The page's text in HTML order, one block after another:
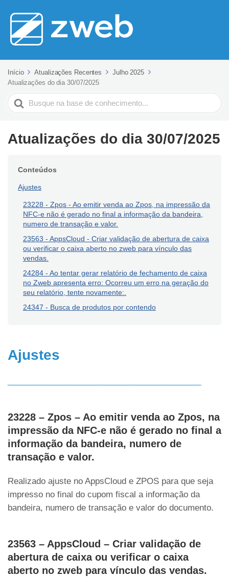
Início Atualizações Recentes
Julho 2025
Atualizações do dia 30/07/2025
Pesquisar
Atualizações do dia 30/07/2025
Conteúdos
Ajustes
23228 - Zpos - Ao emitir venda ao Zpos, na impressão da
NFC-e não é gerado no final a informação da bandeira,
numero de transação e valor.
23563 - AppsCloud - Criar validação de abertura de caixa
ou verificar o caixa aberto no zweb para vínculo das
vendas.
24284 - Ao tentar gerar relatório de fechamento de caixa
no Zweb apresenta erro: Ocorreu um erro na geração do
seu relatório, tente novamente:.
24347 - Busca de produtos por contendo
Ajustes
23228 – Zpos – Ao emitir venda ao Zpos, na
impressão da NFC-e não é gerado no final a
informação da bandeira, numero de
transação e valor.
Realizado ajuste no AppsCloud e ZPOS para que seja
impresso no final do cupom fiscal a informação da
bandeira, numero de transação e valor do documento.
23563 – AppsCloud – Criar validação de
abertura de caixa ou verificar o caixa
aberto no zweb para vínculo das vendas.